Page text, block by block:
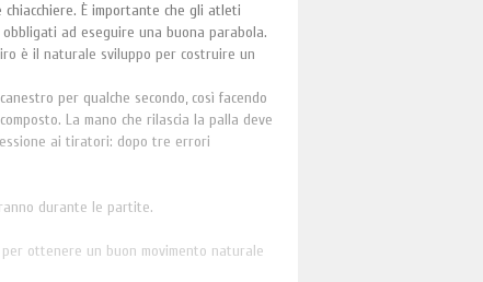
È importante che gli atleti
ad eseguire una buona parabola.
è il naturale sviluppo per costruire un
per qualche secondo, così facendo
La mano che rilascia la palla deve
ai tiratori: dopo tre errori
durante le partite.
ottenere un buon movimento naturale